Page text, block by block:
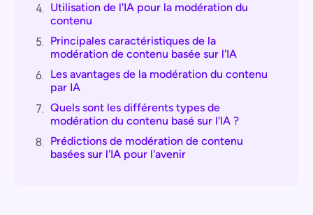
4. Utilisation de l'IA pour la modération du
contenu
5. Principales caractéristiques de la
modération de contenu basée sur l'IA
6. Les avantages de la modération du contenu
par IA
7. Quels sont les différents types de
modération du contenu basé sur l'IA ?
8. Prédictions de modération de contenu
basées sur l'IA pour l'avenir